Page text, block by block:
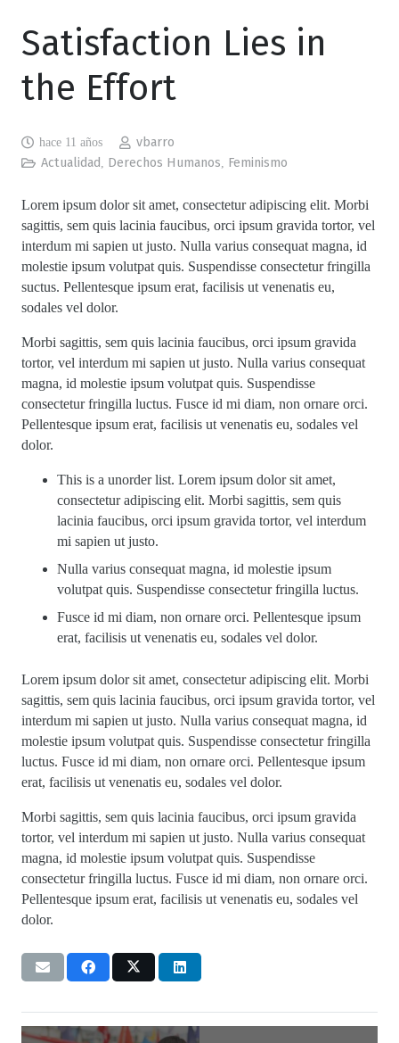
Satisfaction Lies in
the Effort
hace 11 años
vbarro
Actualidad
Derechos Humanos Feminismo
Lorem ipsum dolor sit amet, consectetur adipiscing elit. Morbi
sagittis, sem quis lacinia faucibus, orci ipsum gravida tortor, vel
interdum mi sapien ut justo. Nulla varius consequat magna, id
molestie ipsum volutpat quis. Suspendisse consectetur fringilla
suctus. Pellentesque ipsum erat, facilisis ut venenatis eu,
sodales vel dolor.
Morbi sagittis, sem quis lacinia faucibus, orci ipsum gravida
tortor, vel interdum mi sapien ut justo. Nulla varius consequat
magna, id molestie ipsum volutpat quis. Suspendisse
consectetur fringilla luctus. Fusce id mi diam, non ornare orci.
Pellentesque ipsum erat, facilisis ut venenatis eu, sodales vel
dolor.
This is a unorder list. Lorem ipsum dolor sit amet,
consectetur adipiscing elit. Morbi sagittis, sem quis
lacinia faucibus, orci ipsum gravida tortor, vel interdum
mi sapien ut justo.
Nulla varius consequat magna, id molestie ipsum
volutpat quis. Suspendisse consectetur fringilla luctus.
Fusce id mi diam, non ornare orci. Pellentesque ipsum
erat, facilisis ut venenatis eu, sodales vel dolor.
Lorem ipsum dolor sit amet, consectetur adipiscing elit. Morbi
sagittis, sem quis lacinia faucibus, orci ipsum gravida tortor, vel
interdum mi sapien ut justo. Nulla varius consequat magna, id
molestie ipsum volutpat quis. Suspendisse consectetur fringilla
luctus. Fusce id mi diam, non ornare orci. Pellentesque ipsum
erat, facilisis ut venenatis eu, sodales vel dolor.
Morbi sagittis, sem quis lacinia faucibus, orci ipsum gravida
tortor, vel interdum mi sapien ut justo. Nulla varius consequat
magna, id molestie ipsum volutpat quis. Suspendisse
consectetur fringilla luctus. Fusce id mi diam, non ornare orci.
Pellentesque ipsum erat, facilisis ut venenatis eu, sodales vel
dolor.